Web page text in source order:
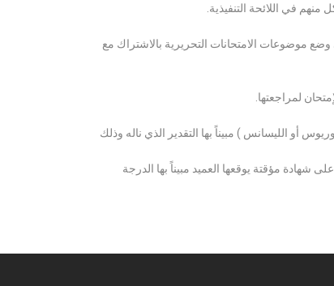
في اللائحة التنفيذية.
موضوعات الامتحانات التحريرية بالاشتراك مع
لمراجعتها.
أو الليسانس ) مبيناً بها التقدير الذي ناله وذلك
مؤقتة يوقعها العميد مبيناً بها الدرجة